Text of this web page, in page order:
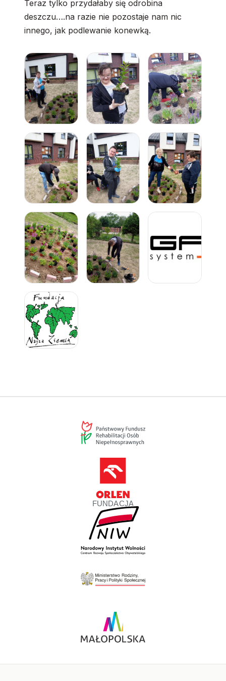
Teraz tylko przydałaby się odrobina
deszczu….na razie nie pozostaje nam nic
innego, jak podlewanie konewką.